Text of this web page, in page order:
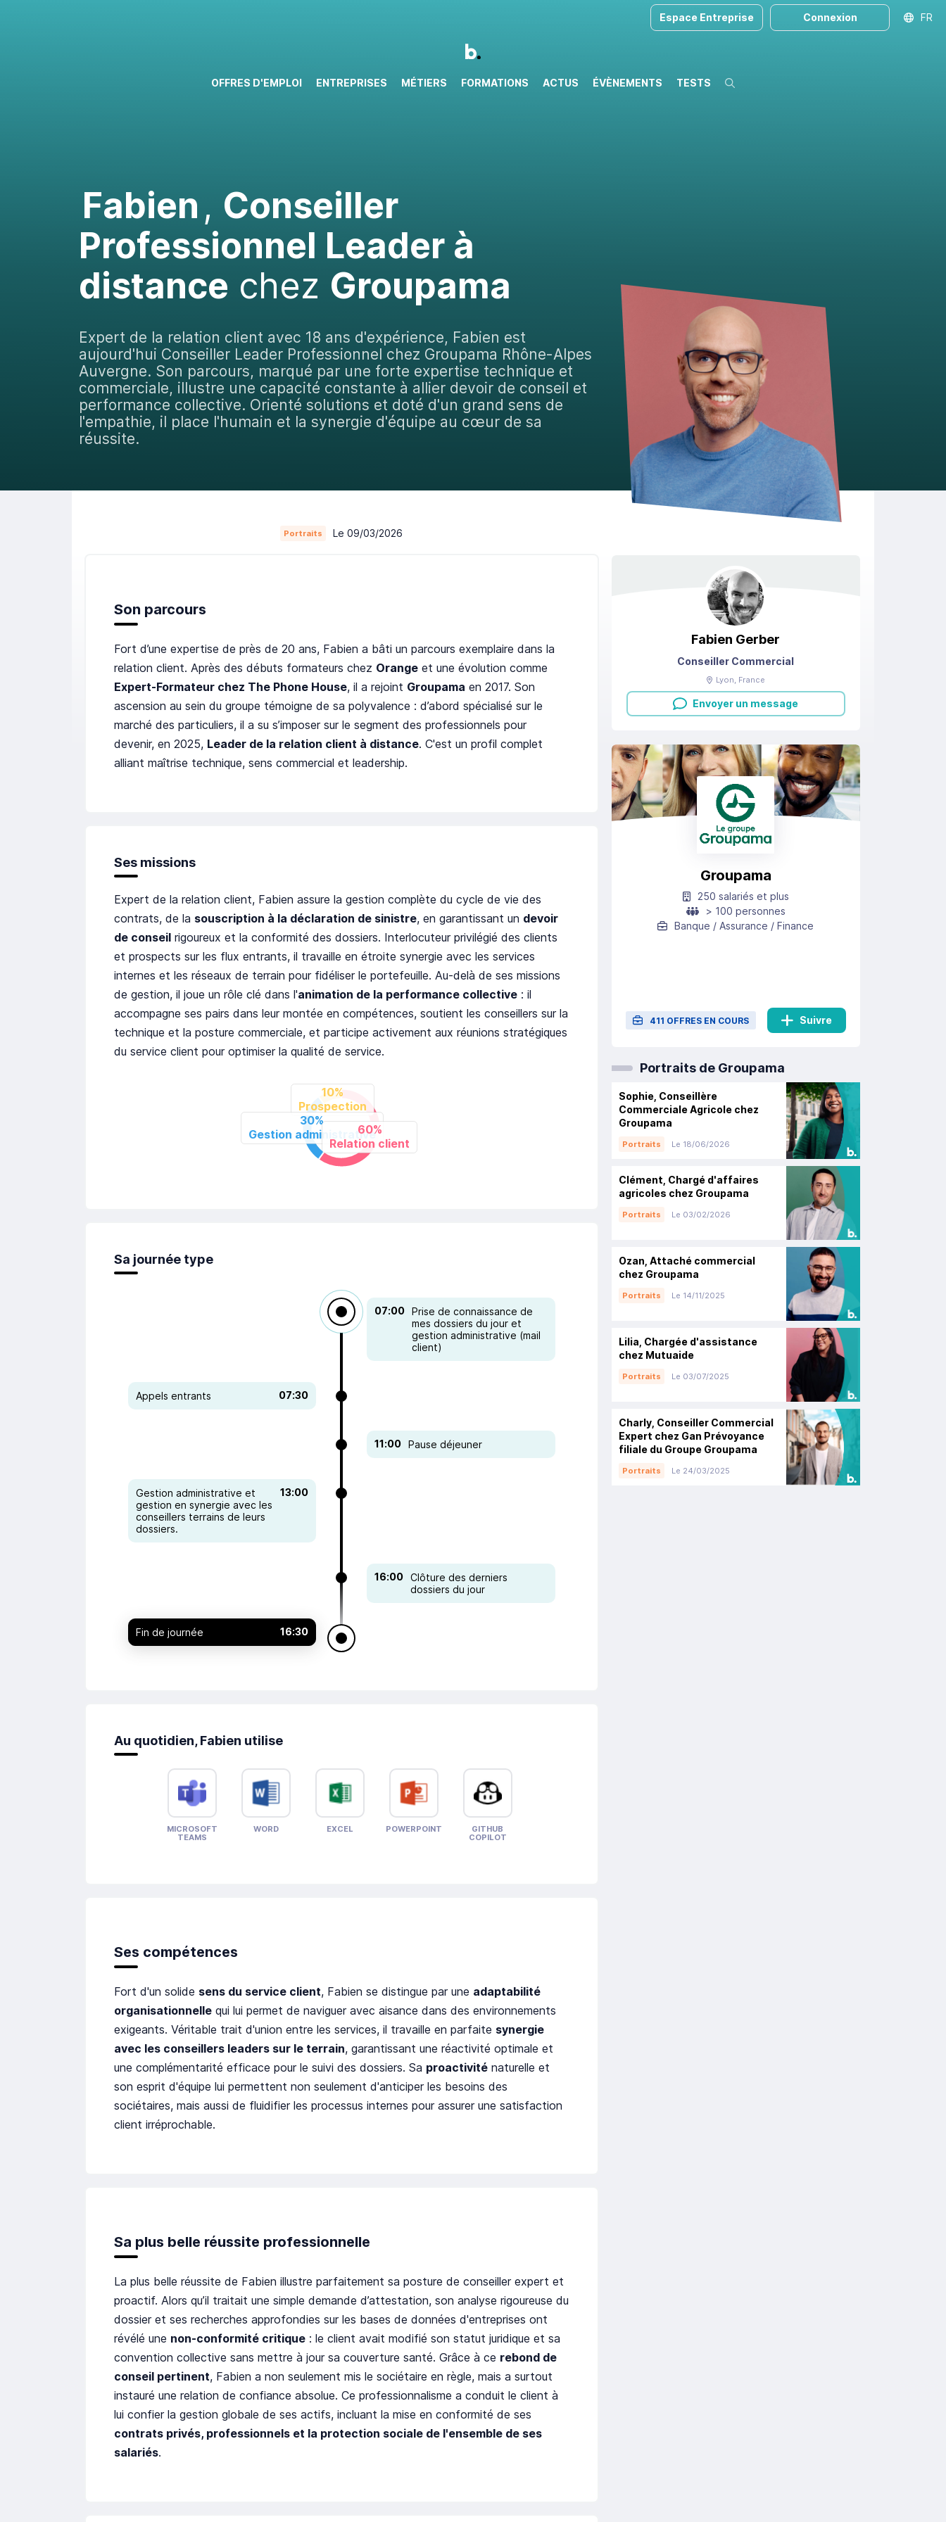
OFFRES D'EMPLOI ENTREPRISES MÉTIERS FORMATIONS ACTUS ÉVÈNEMENTS TESTS Recherche
Espace Entreprise Connexion FR
Fabien , Conseiller
Professionnel Leader à
distance chez Groupama
Expert de la relation client avec 18 ans d'expérience, Fabien est
aujourd'hui Conseiller Leader Professionnel chez Groupama Rhône-Alpes
Auvergne. Son parcours, marqué par une forte expertise technique et
commerciale, illustre une capacité constante à allier devoir de conseil et
performance collective. Orienté solutions et doté d'un grand sens de
l'empathie, il place l'humain et la synergie d'équipe au cœur de sa
réussite.
Portraits Le 09/03/2026
Son parcours
Fort d’une expertise de près de 20 ans, Fabien a bâti un parcours exemplaire dans la
relation client. Après des débuts formateurs chez Orange et une évolution comme
Expert-Formateur chez The Phone House, il a rejoint Groupama en 2017. Son
ascension au sein du groupe témoigne de sa polyvalence : d’abord spécialisé sur le
marché des particuliers, il a su s’imposer sur le segment des professionnels pour
devenir, en 2025, Leader de la relation client à distance. C'est un profil complet
alliant maîtrise technique, sens commercial et leadership.
Ses missions
Expert de la relation client, Fabien assure la gestion complète du cycle de vie des
contrats, de la souscription à la déclaration de sinistre, en garantissant un devoir
de conseil rigoureux et la conformité des dossiers. Interlocuteur privilégié des clients
et prospects sur les flux entrants, il travaille en étroite synergie avec les services
internes et les réseaux de terrain pour fidéliser le portefeuille. Au-delà de ses missions
de gestion, il joue un rôle clé dans l'animation de la performance collective : il
accompagne ses pairs dans leur montée en compétences, soutient les conseillers sur la
technique et la posture commerciale, et participe activement aux réunions stratégiques
du service client pour optimiser la qualité de service.
Sa journée type
07:00
Prise de connaissance de
mes dossiers du jour et
gestion administrative (mail
client)
Appels entrants 07:30
11:00 Pause déjeuner
Gestion administrative et
gestion en synergie avec les
conseillers terrains de leurs
dossiers.
13:00
16:00
Clôture des derniers
dossiers du jour
Fin de journée 16:30
Au quotidien, Fabien utilise
MICROSOFT
TEAMS
WORD EXCEL POWERPOINT
GITHUB
COPILOT
Ses compétences
Fort d'un solide sens du service client, Fabien se distingue par une adaptabilité
organisationnelle qui lui permet de naviguer avec aisance dans des environnements
exigeants. Véritable trait d'union entre les services, il travaille en parfaite synergie
avec les conseillers leaders sur le terrain, garantissant une réactivité optimale et
une complémentarité efficace pour le suivi des dossiers. Sa proactivité naturelle et
son esprit d'équipe lui permettent non seulement d'anticiper les besoins des
sociétaires, mais aussi de fluidifier les processus internes pour assurer une satisfaction
client irréprochable.
Sa plus belle réussite professionnelle
La plus belle réussite de Fabien illustre parfaitement sa posture de conseiller expert et
proactif. Alors qu’il traitait une simple demande d’attestation, son analyse rigoureuse du
dossier et ses recherches approfondies sur les bases de données d'entreprises ont
révélé une non-conformité critique : le client avait modifié son statut juridique et sa
convention collective sans mettre à jour sa couverture santé. Grâce à ce rebond de
conseil pertinent, Fabien a non seulement mis le sociétaire en règle, mais a surtout
instauré une relation de confiance absolue. Ce professionnalisme a conduit le client à
lui confier la gestion globale de ses actifs, incluant la mise en conformité de ses
contrats privés, professionnels et la protection sociale de l'ensemble de ses
salariés.
Fabien Gerber
Conseiller Commercial
Lyon, France
Envoyer un message
Groupama
250 salariés et plus
> 100 personnes
Banque / Assurance / Finance
411 OFFRES EN COURS Suivre
Portraits de Groupama
Sophie, Conseillère
Commerciale Agricole chez
Groupama
Portraits Le 18/06/2026
Clément, Chargé d'affaires
agricoles chez Groupama
Portraits Le 03/02/2026
Ozan, Attaché commercial
chez Groupama
Portraits Le 14/11/2025
Lilia, Chargée d'assistance
chez Mutuaide
Portraits Le 03/07/2025
Charly, Conseiller Commercial
Expert chez Gan Prévoyance
filiale du Groupe Groupama
Portraits Le 24/03/2025